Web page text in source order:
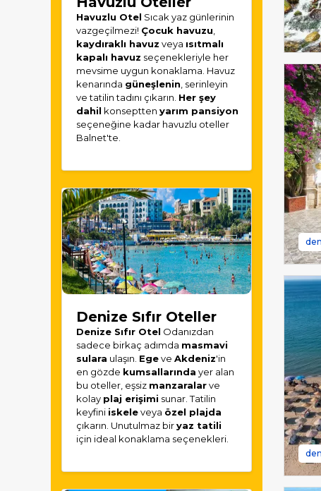
Havuzlu Otel Sıcak yaz günlerinin
vazgeçilmezi! Çocuk havuzu
kaydıraklı havuz veya ısıtmalı
kapalı havuz seçenekleriyle her
mevsime uygun konaklama. Havuz
kenarında güneşlenin , serinleyin
ve tatilin tadını çıkarın. Her şey
dahil konseptten yarım pansiyon
seçeneğine kadar havuzlu oteller
Balnet'te.
Denize Sıfır Oteller
Denize Sıfır Otel Odanızdan
sadece birkaç adımda masmavi
sulara ulaşın. Egeve Akdeniz'in
en gözde kumsallarında yer alan
bu oteller, eşsiz manzaralarve
kolay plaj erişimi sunar. Tatilin
keyfini iskeleveya özel plajda
çıkarın. Unutulmaz biryaz tatili
için ideal konaklama seçenekleri.